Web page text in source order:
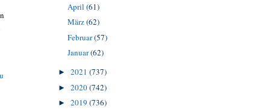
April (61)
März(62)
Februar(57)
Januar(62)
► 2021 (737)
► 2020(742)
► 2019 (736)